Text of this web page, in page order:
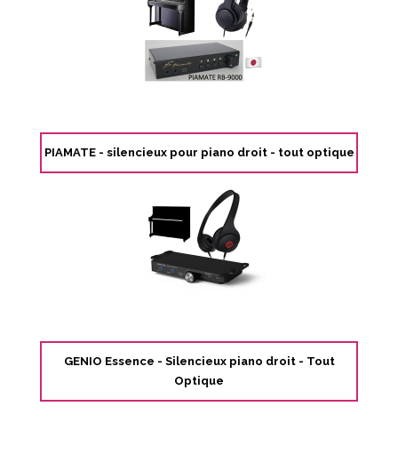
PIAMATE - silencieux pour piano droit - tout optique
GENIO Essence - Silencieux piano droit - Tout
Optique